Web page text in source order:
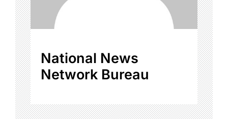
National News
Network Bureau